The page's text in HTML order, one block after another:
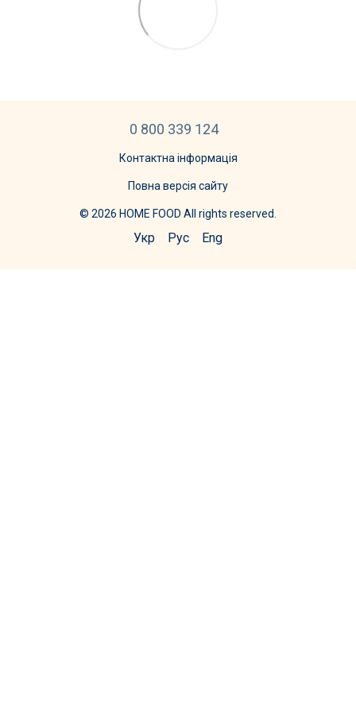
0 800 339 124
Контактна інформація
Повна версія сайту
© 2026 HOME FOOD All rights reserved.
Укр Рус Eng